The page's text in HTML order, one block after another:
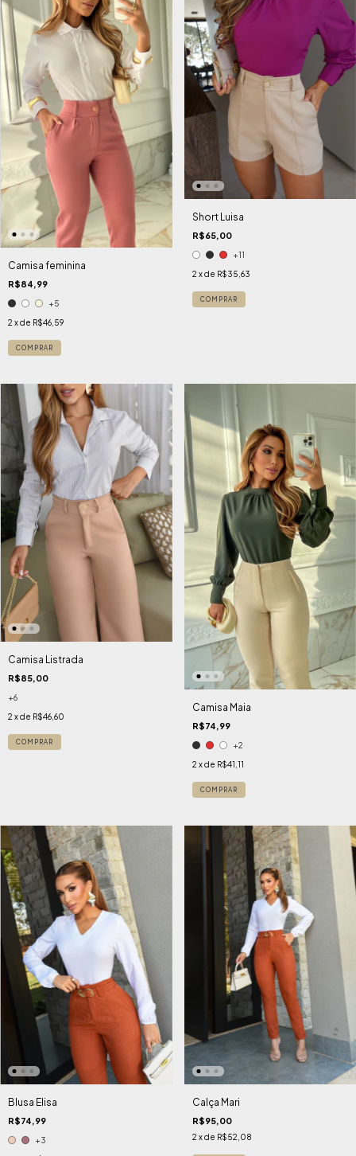
Camisa feminina
R$84,99
+5
2 x de R$46,59
COMPRAR
Short Luisa
R$65,00
+11
2 x de R$35,63
COMPRAR
Camisa Listrada
R$85,00
+6
2 x de R$46,60
COMPRAR
Camisa Maia
R$74,99
+2
2 x de R$41,11
COMPRAR
Blusa Elisa
R$74,99
+3
Calça Mari
R$95,00
2 x de R$52,08